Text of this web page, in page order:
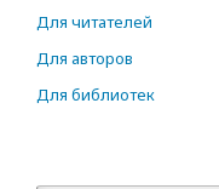
Для читателей
Для авторов
Для библиотек